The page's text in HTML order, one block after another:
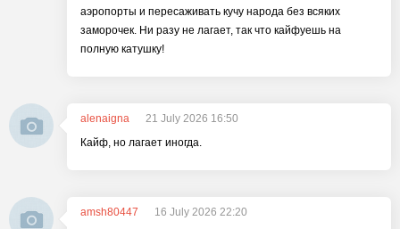
аэропорты и пересаживать кучу народа без всяких
заморочек. Ни разу не лагает, так что кайфуешь на
полную катушку!
alenaigna
21 July 2026 16:50
Кайф, но лагает иногда.
amsh80447
16 July 2026 22:20